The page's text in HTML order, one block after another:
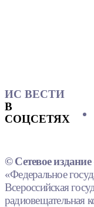
ИС ВЕСТИ
В
СОЦСЕТЯХ
© Сетевое
«Федеральное
Всероссийская
радиовещательная